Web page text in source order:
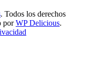
. Todos los derechos
porWP Delicious.